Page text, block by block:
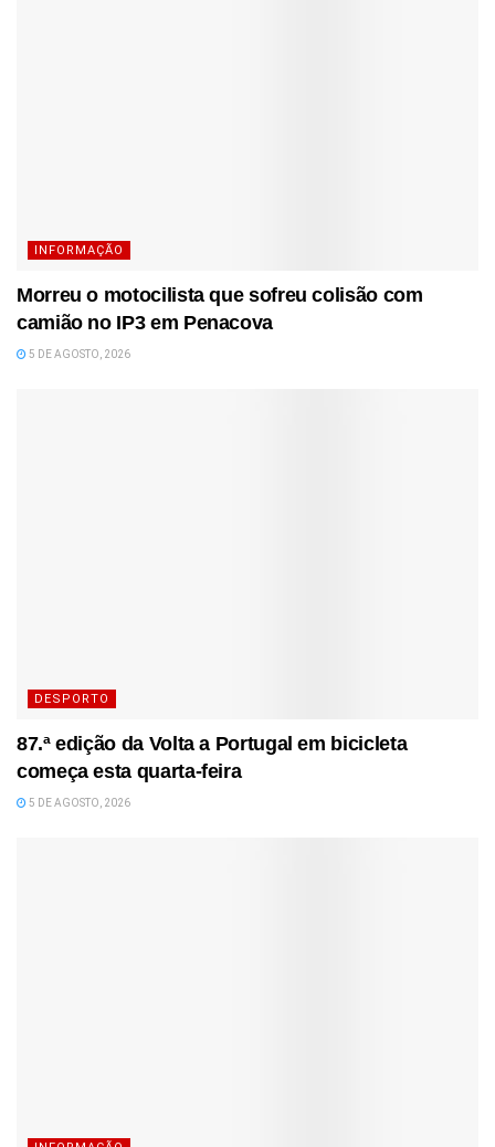
INFORMAÇÃO
Morreu o motocilista que sofreu colisão com
camião no IP3 em Penacova
5 DE AGOSTO, 2026
DESPORTO
87.ª edição da Volta a Portugal em bicicleta
começa esta quarta-feira
5 DE AGOSTO, 2026